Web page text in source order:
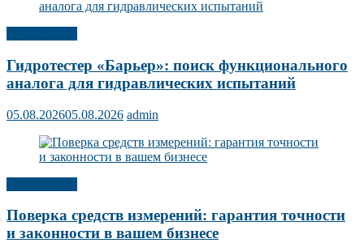
Гидротестер «Барьер»: поиск функционального
аналога для гидравлических испытаний
05.08.202605.08.2026 admin
Поверка средств измерений: гарантия точности
и законности в вашем бизнесе